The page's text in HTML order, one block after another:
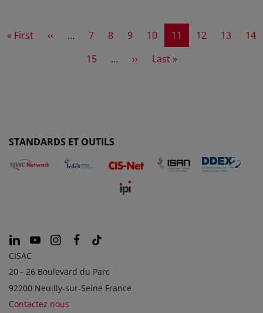
First page
« First Previous page
‹‹ … Page
7 Page
8 Page
9 Page
10 Current page
11 Page
12 Page
13
14
Page
15 … Next page
›› Last page
Last »
STANDARDS ET OUTILS
CISAC
20 - 26 Boulevard du Parc
92200 Neuilly-sur-Seine France
Contactez nous